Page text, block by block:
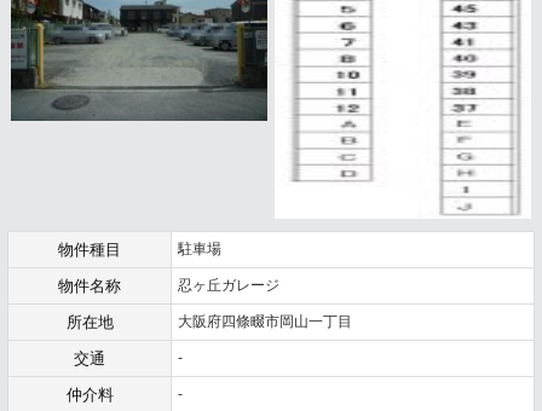
物件種目 駐車場
物件名称 忍ヶ丘ガレージ
所在地 大阪府四條畷市岡山一丁目
交通 -
仲介料 -